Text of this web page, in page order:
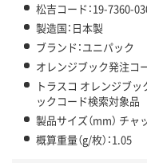
松吉コード：19-7360-
製造国：日本製
ブランド：ユニパック
オレンジブック発注コ
トラスコ オレンジブ
ックコード検索対象品
製品サイズ（mm） チ
概算重量（g/枚）：1.05